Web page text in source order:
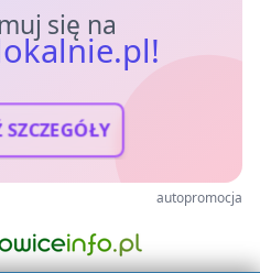
się na
SZCZEGÓŁY
autopromocja